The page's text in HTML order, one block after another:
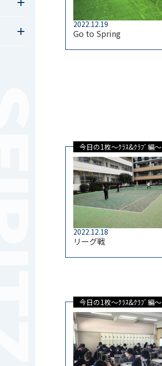
2022.12.19
Go to Spring
今日の1枚～ｸﾗｽ&ｸﾗﾌﾞ編～
2022.12.18
リーグ戦
今日の1枚～ｸﾗｽ&ｸﾗﾌﾞ編～